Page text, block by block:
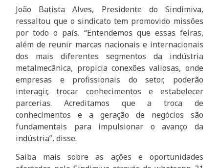
João Batista Alves, Presidente do Sindimiva,
ressaltou que o sindicato tem promovido missões
por todo o país. “Entendemos que essas feiras,
além de reunir marcas nacionais e internacionais
dos mais diferentes segmentos da indústria
metalmecânica, propicia conexões valiosas, onde
empresas e profissionais do setor, poderão
interagir, trocar conhecimentos e estabelecer
parcerias. Acreditamos que a troca de
conhecimentos e a geração de negócios são
fundamentais para impulsionar o avanço da
indústria”, disse.
Saiba mais sobre as ações e oportunidades